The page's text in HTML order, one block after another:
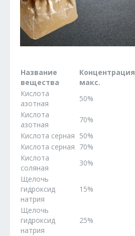
Название
вещества
Концентрация
макс.
Кислота
азотная
50%
Кислота
азотная
70%
Кислота серная 50%
Кислота серная 70%
Кислота
соляная
30%
Щелочь
гидроксид
натрия
15%
Щелочь
гидроксид
натрия
25%